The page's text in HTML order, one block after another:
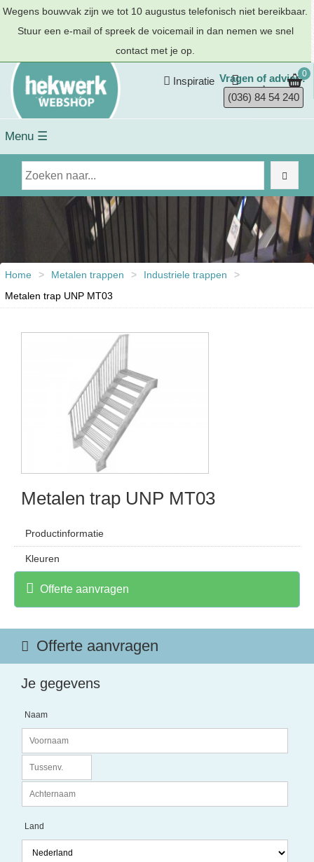
Wegens bouwvak zijn we tot 10 augustus telefonisch niet bereikbaar.
Stuur een e-mail of spreek de voicemail in dan nemen we snel
contact met je op.
Vragen of advies?
(036) 84 54 240
Menu ☰
Inspiratie
0
Home > Metalen trappen > Industriele trappen
>
Metalen trap UNP MT03
Metalen trap UNP MT03
Productinformatie
Kleuren
Offerte aanvragen
Offerte aanvragen
Je gegevens
Naam
Land